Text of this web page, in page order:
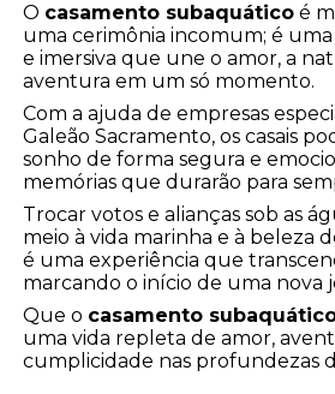
O casamento subaquático é
uma cerimônia incomum; é
e imersiva que une o amor, a
aventura em um só momento.
Com a ajuda de empresas
Galeão Sacramento, os casais
sonho de forma segura e
memórias que durarão para
Trocar votos e alianças sob as
meio à vida marinha e à beleza
é uma experiência que
marcando o início de uma nova
Que o casamento
uma vida repleta de amor,
cumplicidade nas profundezas